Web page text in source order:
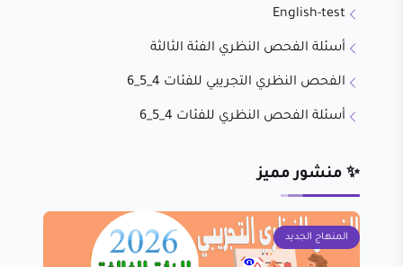
English-test
أسئلة الفحص النظري الفئة الثالثة
الفحص النظري التجريبي للفئات 4_5_6
أسئلة الفحص النظري للفئات 4_5_6
✨ منشور مميز
المنهاج الجديد